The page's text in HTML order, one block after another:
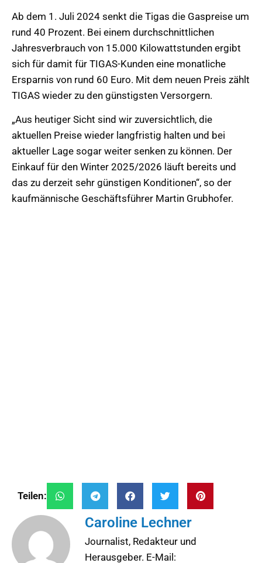
Ab dem 1. Juli 2024 senkt die Tigas die Gaspreise um
rund 40 Prozent. Bei einem durchschnittlichen
Jahresverbrauch von 15.000 Kilowattstunden ergibt
sich für damit für TIGAS-Kunden eine monatliche
Ersparnis von rund 60 Euro. Mit dem neuen Preis zählt
TIGAS wieder zu den günstigsten Versorgern.
„Aus heutiger Sicht sind wir zuversichtlich, die
aktuellen Preise wieder langfristig halten und bei
aktueller Lage sogar weiter senken zu können. Der
Einkauf für den Winter 2025/2026 läuft bereits und
das zu derzeit sehr günstigen Konditionen“, so der
kaufmännische Geschäftsführer Martin Grubhofer.
Teilen:
Caroline Lechner
Journalist, Redakteur und
Herausgeber. E-Mail: